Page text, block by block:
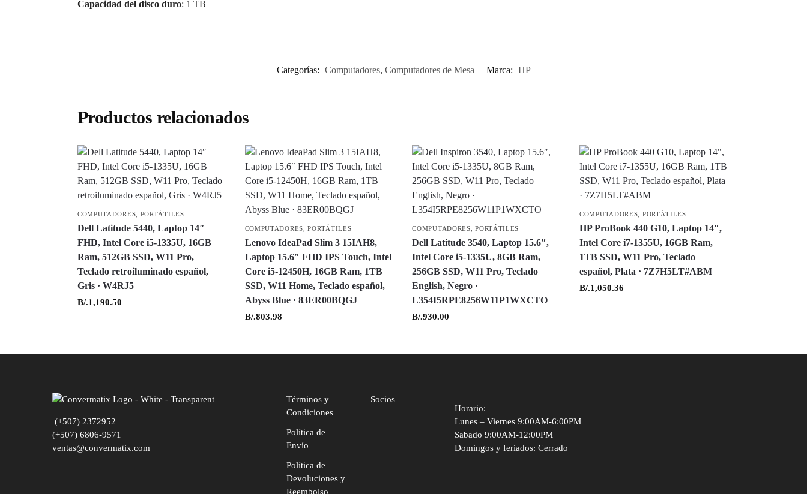
Capacidad del disco duro: 1 TB
Categorías: Computadores, Computadores de Mesa Marca: HP
Productos relacionados
COMPUTADORES PORTÁTILES
Dell Latitude 5440, Laptop 14″
FHD, Intel Core i5-1335U, 16GB
Ram, 512GB SSD, W11 Pro,
Teclado retroiluminado español,
Gris · W4RJ5
B/.1,190.50
COMPUTADORES ,PORTÁTILES
Lenovo IdeaPad Slim 3 15IAH8,
Laptop 15.6″ FHD IPS Touch, Intel
Core i5-12450H, 16GB Ram, 1TB
SSD, W11 Home, Teclado español,
Abyss Blue · 83ER00BQGJ
B/.803.98
COMPUTADORES ,PORTÁTILES
Dell Latitude 3540, Laptop 15.6″,
Intel Core i5-1335U, 8GB Ram,
256GB SSD, W11 Pro, Teclado
English, Negro ·
L354I5RPE8256W11P1WXCTO
B/.930.00
COMPUTADORES PORTÁTILES
HP ProBook 440 G10, Laptop 14″,
Intel Core i7-1355U, 16GB Ram,
1TB SSD, W11 Pro, Teclado
español, Plata · 7Z7H5LT#ABM
B/.1,050.36
(+507) 2372952
(+507) 6806-9571
ventas@convermatix.com
Términos y
Condiciones
Política de
Envío
Política de
Devoluciones y
Reembolso
Socios
Horario:
Lunes – Viernes 9:00AM-6:00PM
Sabado 9:00AM-12:00PM
Domingos y feriados: Cerrado